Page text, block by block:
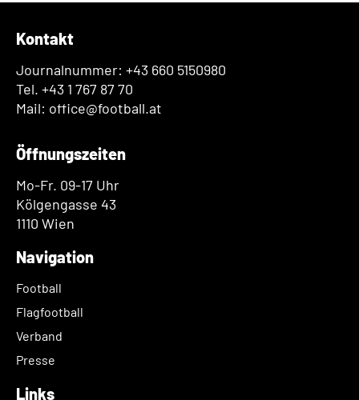
Kontakt
Journalnummer: +43 660 5150980
Tel. +43 1 767 87 70
Mail: office@football.at
Öffnungszeiten
Mo-Fr. 09-17 Uhr
Kölgengasse 43
1110 Wien
Navigation
Football
Flagfootball
Verband
Presse
Links